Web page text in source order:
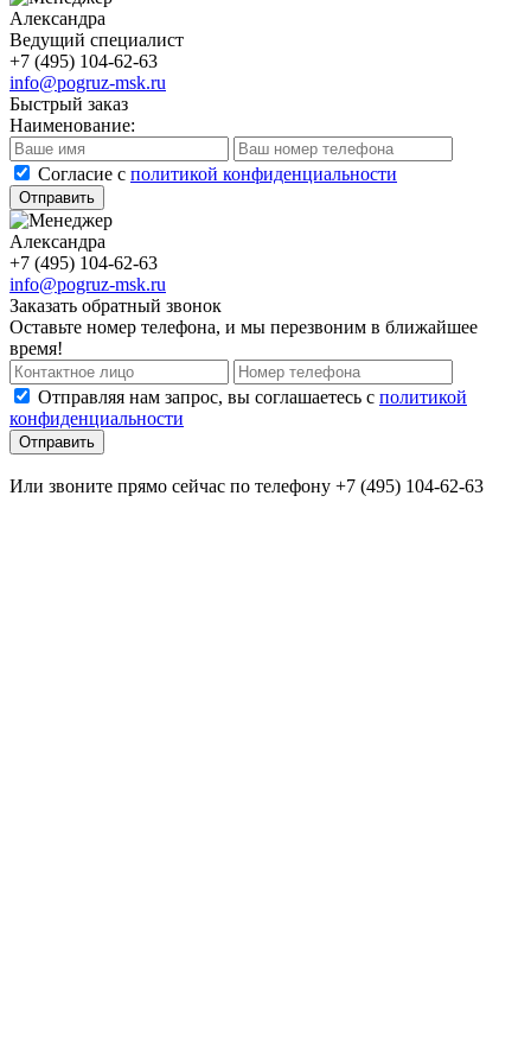
Александра
Ведущий специалист
+7 (495) 104-62-63
info@pogruz-msk.ru
Быстрый заказ
Наименование:
Cогласие с политикой конфиденциальности
Отправить
Александра
+7 (495) 104-62-63
info@pogruz-msk.ru
Заказать обратный звонок
Оставьте номер телефона, и мы перезвоним в ближайшее
время!
Отправляя нам запрос, вы соглашаетесь с политикой
конфиденциальности
Отправить
Или звоните прямо сейчас по телефону +7 (495) 104-62-63